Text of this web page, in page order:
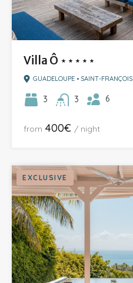
Villa Ô ⋆⋆⋆⋆⋆
GUADELOUPE • SAINT-FRANÇOIS
3 3 6
from 400€ / night
EXCLUSIVE